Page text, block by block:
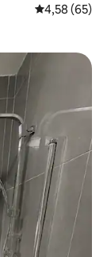
4,58 de uma
4,58 (65)